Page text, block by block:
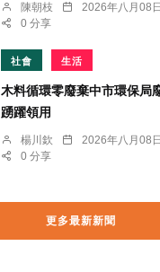
陳朝枝 2026年八月08日
0 分享
社會 生活
木料循環零廢棄中市環保局
踴躍領用
楊川欽 2026年八月08日
0 分享
更多最新新聞